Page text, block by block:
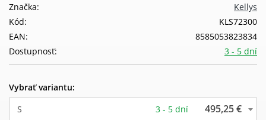
Kellys
Značka:
KLS72300
Kód:
8585053823834
EAN:
3 - 5 dní
Dostupnosť:
Vybrať variantu:
S
3 - 5 dní 495,25 €